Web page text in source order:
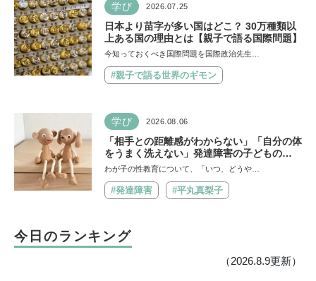
学び 2026.07.25
日本より苗字が多い国はどこ？ 30万種類以
上ある国の理由とは【親子で語る国際問題】
今知っておくべき国際問題を国際政治先生…
#親子で語る世界のギモン
学び 2026.08.06
「相手との距離感がわからない」「自分の体
をうまく洗えない」発達障害の子どもの
「性」に関する困りごと・性教育のポイント
聞いた】
わが子の性教育について、「いつ、どうや…
#発達障害 #平丸真梨子
今日のランキング
（2026.8.9更新）